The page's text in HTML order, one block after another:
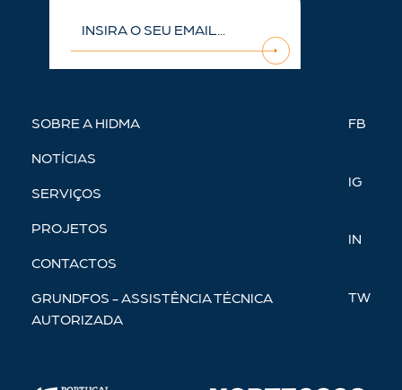
SOBRE A HIDMA
NOTÍCIAS
SERVIÇOS
PROJETOS
CONTACTOS
GRUNDFOS - ASSISTÊNCIA TÉCNICA
AUTORIZADA
FB
IG
IN
TW